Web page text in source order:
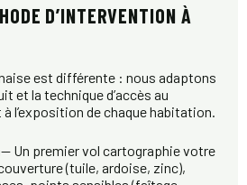
D’INTERVENTION À
est différente : nous adaptons
et la technique d’accès au
l’exposition de chaque habitation.
— Un premier vol cartographie votre
(tuile, ardoise, zinc),